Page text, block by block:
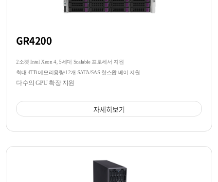
GR4200
2소켓 Intel Xeon 4, 5세대 Scalable 프로세서 지원
최대 4TB 메모리용량/12개 SATA/SAS 핫스왑 베이 지원
다수의 GPU 확장 지원
자세히보기